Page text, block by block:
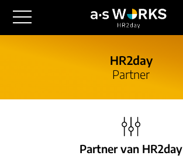
financiële administratie
salarisadministratie
HR/payroll traineeship
optimalisatie
overige diensten
HR2day
Partner
Partner van HR2day